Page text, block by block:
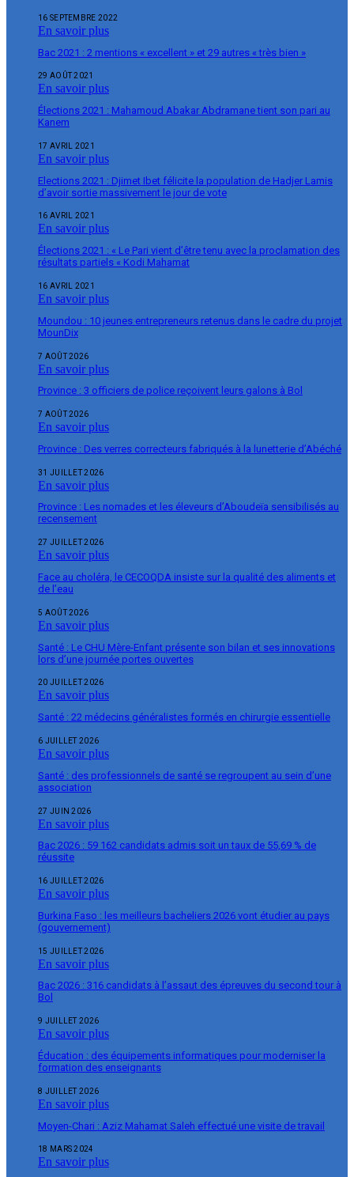
16 SEPTEMBRE 2022
En savoir plus
Bac 2021 : 2 mentions « excellent » et 29 autres « très bien »
29 AOÛT 2021
En savoir plus
Élections 2021 : Mahamoud Abakar Abdramane tient son pari au
Kanem
17 AVRIL 2021
En savoir plus
Elections 2021 : Djimet Ibet félicite la population de Hadjer Lamis
d’avoir sortie massivement le jour de vote
16 AVRIL 2021
En savoir plus
Élections 2021 : « Le Pari vient d’être tenu avec la proclamation des
résultats partiels « Kodi Mahamat
16 AVRIL 2021
En savoir plus
Moundou : 10 jeunes entrepreneurs retenus dans le cadre du projet
MounDix
7 AOÛT 2026
En savoir plus
Province : 3 officiers de police reçoivent leurs galons à Bol
7 AOÛT 2026
En savoir plus
Province : Des verres correcteurs fabriqués à la lunetterie d’Abéché
31 JUILLET 2026
En savoir plus
Province : Les nomades et les éleveurs d’Aboudeïa sensibilisés au
recensement
27 JUILLET 2026
En savoir plus
Face au choléra, le CECOQDA insiste sur la qualité des aliments et
de l’eau
5 AOÛT 2026
En savoir plus
Santé : Le CHU Mère-Enfant présente son bilan et ses innovations
lors d’une journée portes ouvertes
20 JUILLET 2026
En savoir plus
Santé : 22 médecins généralistes formés en chirurgie essentielle
6 JUILLET 2026
En savoir plus
Santé : des professionnels de santé se regroupent au sein d’une
association
27 JUIN 2026
En savoir plus
Bac 2026 : 59 162 candidats admis soit un taux de 55,69 % de
réussite
16 JUILLET 2026
En savoir plus
Burkina Faso : les meilleurs bacheliers 2026 vont étudier au pays
(gouvernement)
15 JUILLET 2026
En savoir plus
Bac 2026 : 316 candidats à l’assaut des épreuves du second tour à
Bol
9 JUILLET 2026
En savoir plus
Éducation : des équipements informatiques pour moderniser la
formation des enseignants
8 JUILLET 2026
En savoir plus
Moyen-Chari : Aziz Mahamat Saleh effectué une visite de travail
18 MARS 2024
En savoir plus